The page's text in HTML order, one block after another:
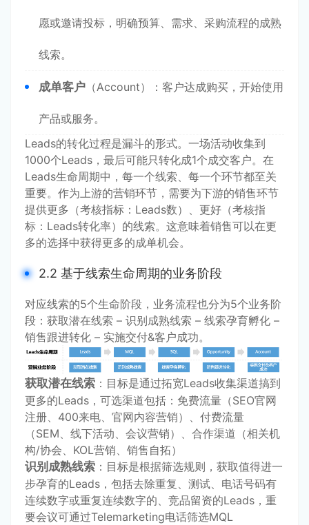
愿或邀请投标，明确预算、需求、采购流程的成熟
线索。
成单客户 （Account）：客户达成购买，开始使用
产品或服务。
Leads的转化过程是漏斗的形式。一场活动收集到
1000个Leads，最后可能只转化成1个成交客户。在
Leads生命周期中，每一个线索、每一个环节都至关
重要。作为上游的营销环节，需要为下游的销售环节
提供更多（考核指标：Leads数）、更好（考核指
标：Leads转化率）的线索。这意味着销售可以在更
多的选择中获得更多的成单机会。
2.2 基于线索生命周期的业务阶段
对应线索的5个生命阶段，业务流程也分为5个业务阶
段：获取潜在线索 – 识别成熟线索 – 线索孕育孵化 –
销售跟进转化 – 实施交付&客户成功。
获取潜在线索 ：目标是通过拓宽Leads收集渠道搞到
更多的Leads，可选渠道包括：免费流量（SEO官网
注册、400来电、官网内容营销）、付费流量
（SEM、线下活动、会议营销）、合作渠道（相关机
构/协会、KOL营销、销售自拓）
识别成熟线索 ：目标是根据筛选规则，获取值得进一
步孕育的Leads，包括去除重复、测试、电话号码有
连续数字或重复连续数字的、竞品留资的Leads，重
要会议可通过Telemarketing电话筛选MQL